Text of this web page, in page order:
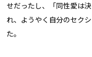
せだったし、「同性愛は
れ、ようやく自分のセク
た。